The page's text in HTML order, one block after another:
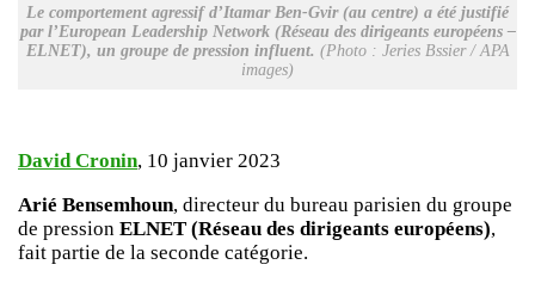
Le comportement agressif d’Itamar Ben-Gvir (au centre) a été justifié
par l’European Leadership Network (Réseau des dirigeants européens –
ELNET), un groupe de pression influent. (Photo : Jeries Bssier / APA
images)
David Cronin, 10 janvier 2023
Arié Bensemhoun, directeur du bureau parisien du groupe
de pression ELNET (Réseau des dirigeants européens),
fait partie de la seconde catégorie.